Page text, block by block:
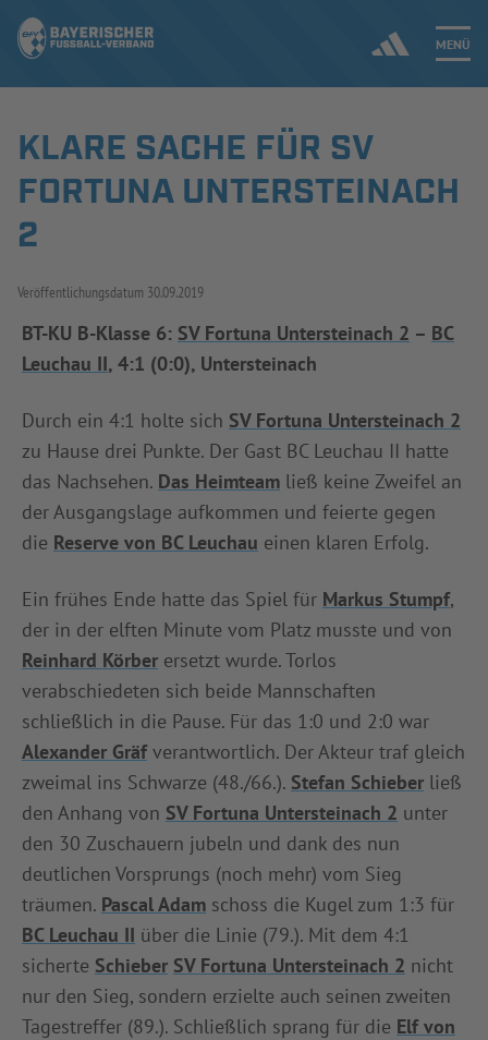
MENÜ
Jetzt einloggen
ERGEBNISSE & WETTBEWERBE
SPIELBETRIEB & VERBANDSLEBEN
AUSBILDUNG & FÖRDERUNG
DER VERBAND
INFOTHEK SPIELPLUS
KLARE SACHE FÜR SV
FORTUNA UNTERSTEINACH
2
Veröffentlichungsdatum 30.09.2019
BT-KU B-Klasse 6: SV Fortuna Untersteinach 2 – BC
Leuchau II, 4:1 (0:0), Untersteinach
Durch ein 4:1 holte sich SV Fortuna Untersteinach 2
zu Hause drei Punkte. Der Gast BC Leuchau II hatte
das Nachsehen. Das Heimteam ließ keine Zweifel an
der Ausgangslage aufkommen und feierte gegen
die Reserve von BC Leuchau einen klaren Erfolg.
Ein frühes Ende hatte das Spiel für Markus Stumpf,
der in der elften Minute vom Platz musste und von
Reinhard Körber ersetzt wurde. Torlos
verabschiedeten sich beide Mannschaften
schließlich in die Pause. Für das 1:0 und 2:0 war
Alexander Gräfverantwortlich. Der Akteur traf gleich
zweimal ins Schwarze (48./66.). Stefan Schieber ließ
den Anhang von SV Fortuna Untersteinach 2 unter
den 30 Zuschauern jubeln und dank des nun
deutlichen Vorsprungs (noch mehr) vom Sieg
träumen. Pascal Adam schoss die Kugel zum 1:3 für
BC Leuchau II über die Linie (79.). Mit dem 4:1
sicherte Schieber SV Fortuna Untersteinach 2 nicht
nur den Sieg, sondern erzielte auch seinen zweiten
Tagestreffer (89.). Schließlich sprang für die Elf von